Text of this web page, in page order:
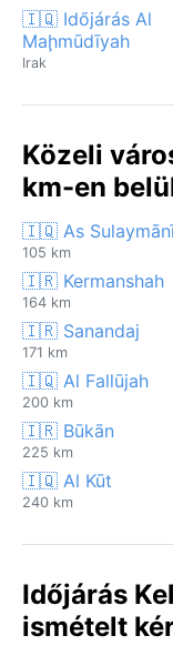
🇮🇶 Időjárás Al
Maḩmūdīyah
Irak
Közeli
km-en
🇮🇶 As
105 km
🇮🇷 Kermanshah
164 km
🇮🇷 Sanandaj
171 km
🇮🇶 Al Fallūjah
200 km
🇮🇷 Būkān
225 km
🇮🇶 Al Kūt
240 km
Időjárás
ismételt